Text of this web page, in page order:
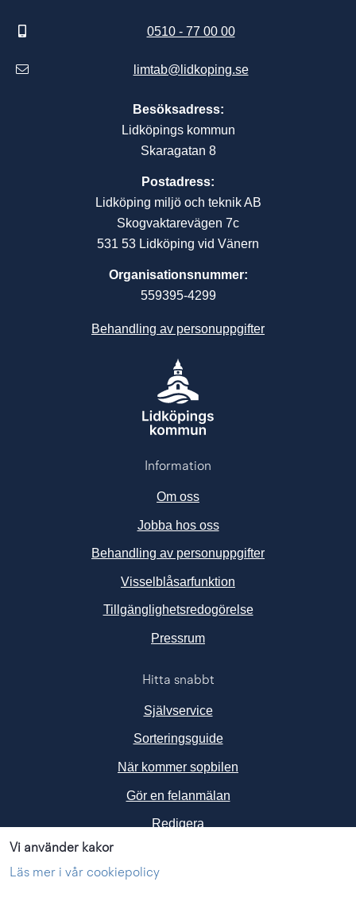
Vi använder kakor
Läs mer i vår cookiepolicy
0510 - 77 00 00
limtab@lidkoping.se
Besöksadress:
Lidköpings kommun
Skaragatan 8
Postadress:
Lidköping miljö och teknik AB
Skogvaktarevägen 7c
531 53 Lidköping vid Vänern
Organisationsnummer:
559395-4299
Behandling av personuppgifter
Information
Om oss
Jobba hos oss
Behandling av personuppgifter
Visselblåsarfunktion
Tillgänglighetsredogörelse
PressrumLänk till annan webbplats,
Hitta snabbt
Självservice
Sorteringsguide
När kommer sopbilen
Gör en felanmälan
Redigera
Följ oss i sociala medier